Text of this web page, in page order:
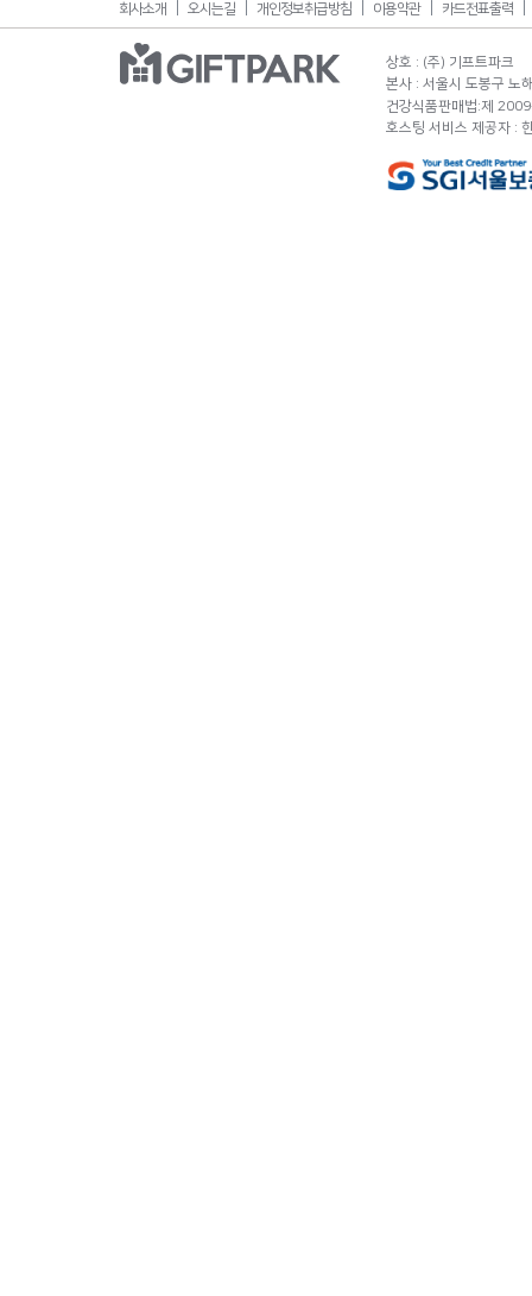
회사소개 오시는길 개인정보취급방침 이용약관 카드전표출력
상호 : (주) 기프트파크
본사 : 서울시 도봉구 노
건강식품판매법:제
호스팅 서비스 제공자 :